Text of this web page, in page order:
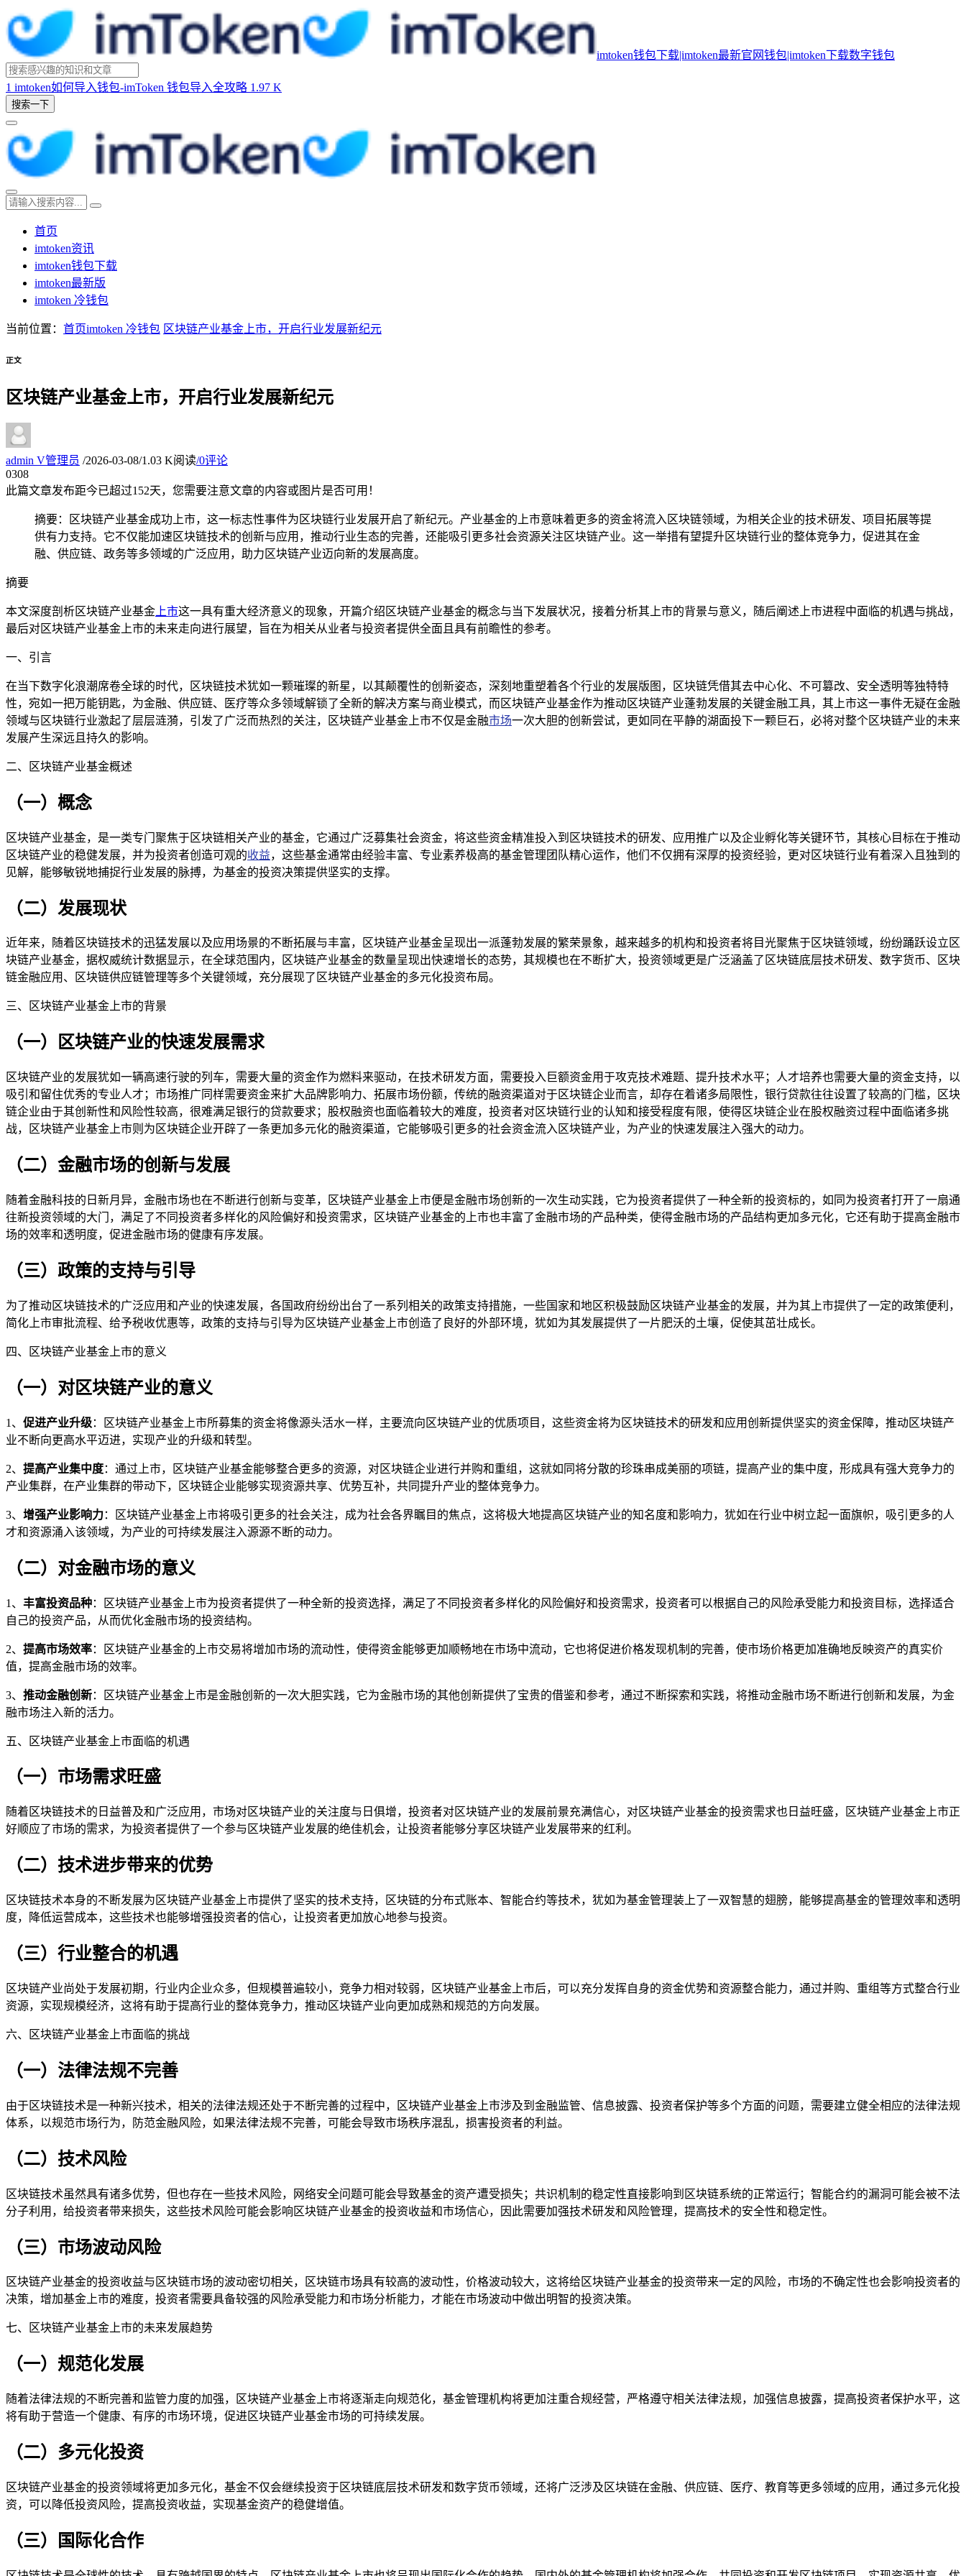
imtoken钱包下载|imtoken最新官网钱包|imtoken下载数字钱包
1 imtoken如何导入钱包-imToken 钱包导入全攻略 1.97 K
搜索一下
首页
imtoken资讯
imtoken钱包下载
imtoken最新版
imtoken 冷钱包
当前位置： 首页imtoken 冷钱包 区块链产业基金上市，开启行业发展新纪元
正文
区块链产业基金上市，开启行业发展新纪元
admin V管理员 /2026-03-08/1.03 K阅读/0评论
0308
此篇文章发布距今已超过152天，您需要注意文章的内容或图片是否可用！
摘要：区块链产业基金成功上市，这一标志性事件为区块链行业发展开启了新纪元。产业基金的上市意味着更多的资金将流入区块链领域，为相关企业的技术研发、项目拓展等提
供有力支持。它不仅能加速区块链技术的创新与应用，推动行业生态的完善，还能吸引更多社会资源关注区块链产业。这一举措有望提升区块链行业的整体竞争力，促进其在金
融、供应链、政务等多领域的广泛应用，助力区块链产业迈向新的发展高度。
摘要
本文深度剖析区块链产业基金 上市这一具有重大经济意义的现象，开篇介绍区块链产业基金的概念与当下发展状况，接着分析其上市的背景与意义，随后阐述上市进程中面临的机遇与挑战，
最后对区块链产业基金上市的未来走向进行展望，旨在为相关从业者与投资者提供全面且具有前瞻性的参考。
一、引言
在当下数字化浪潮席卷全球的时代，区块链技术犹如一颗璀璨的新星，以其颠覆性的创新姿态，深刻地重塑着各个行业的发展版图，区块链凭借其去中心化、不可篡改、安全透明等独特特
性，宛如一把万能钥匙，为金融、供应链、医疗等众多领域解锁了全新的解决方案与商业模式，而区块链产业基金作为推动区块链产业蓬勃发展的关键金融工具，其上市这一事件无疑在金融
领域与区块链行业激起了层层涟漪，引发了广泛而热烈的关注，区块链产业基金上市不仅是金融市场一次大胆的创新尝试，更如同在平静的湖面投下一颗巨石，必将对整个区块链产业的未来
发展产生深远且持久的影响。
二、区块链产业基金概述
（一）概念
区块链产业基金，是一类专门聚焦于区块链相关产业的基金，它通过广泛募集社会资金，将这些资金精准投入到区块链技术的研发、应用推广以及企业孵化等关键环节，其核心目标在于推动
区块链产业的稳健发展，并为投资者创造可观的收益，这些基金通常由经验丰富、专业素养极高的基金管理团队精心运作，他们不仅拥有深厚的投资经验，更对区块链行业有着深入且独到的
见解，能够敏锐地捕捉行业发展的脉搏，为基金的投资决策提供坚实的支撑。
（二）发展现状
近年来，随着区块链技术的迅猛发展以及应用场景的不断拓展与丰富，区块链产业基金呈现出一派蓬勃发展的繁荣景象，越来越多的机构和投资者将目光聚焦于区块链领域，纷纷踊跃设立区
块链产业基金，据权威统计数据显示，在全球范围内，区块链产业基金的数量呈现出快速增长的态势，其规模也在不断扩大，投资领域更是广泛涵盖了区块链底层技术研发、数字货币、区块
链金融应用、区块链供应链管理等多个关键领域，充分展现了区块链产业基金的多元化投资布局。
三、区块链产业基金上市的背景
（一）区块链产业的快速发展需求
区块链产业的发展犹如一辆高速行驶的列车，需要大量的资金作为燃料来驱动，在技术研发方面，需要投入巨额资金用于攻克技术难题、提升技术水平；人才培养也需要大量的资金支持，以
吸引和留住优秀的专业人才；市场推广同样需要资金来扩大品牌影响力、拓展市场份额，传统的融资渠道对于区块链企业而言，却存在着诸多局限性，银行贷款往往设置了较高的门槛，区块
链企业由于其创新性和风险性较高，很难满足银行的贷款要求；股权融资也面临着较大的难度，投资者对区块链行业的认知和接受程度有限，使得区块链企业在股权融资过程中面临诸多挑
战，区块链产业基金上市则为区块链企业开辟了一条更加多元化的融资渠道，它能够吸引更多的社会资金流入区块链产业，为产业的快速发展注入强大的动力。
（二）金融市场的创新与发展
随着金融科技的日新月异，金融市场也在不断进行创新与变革，区块链产业基金上市便是金融市场创新的一次生动实践，它为投资者提供了一种全新的投资标的，如同为投资者打开了一扇通
往新投资领域的大门，满足了不同投资者多样化的风险偏好和投资需求，区块链产业基金的上市也丰富了金融市场的产品种类，使得金融市场的产品结构更加多元化，它还有助于提高金融市
场的效率和透明度，促进金融市场的健康有序发展。
（三）政策的支持与引导
为了推动区块链技术的广泛应用和产业的快速发展，各国政府纷纷出台了一系列相关的政策支持措施，一些国家和地区积极鼓励区块链产业基金的发展，并为其上市提供了一定的政策便利，
简化上市审批流程、给予税收优惠等，政策的支持与引导为区块链产业基金上市创造了良好的外部环境，犹如为其发展提供了一片肥沃的土壤，促使其茁壮成长。
四、区块链产业基金上市的意义
（一）对区块链产业的意义
1、 促进产业升级：区块链产业基金上市所募集的资金将像源头活水一样，主要流向区块链产业的优质项目，这些资金将为区块链技术的研发和应用创新提供坚实的资金保障，推动区块链产
业不断向更高水平迈进，实现产业的升级和转型。
2、 提高产业集中度：通过上市，区块链产业基金能够整合更多的资源，对区块链企业进行并购和重组，这就如同将分散的珍珠串成美丽的项链，提高产业的集中度，形成具有强大竞争力的
产业集群，在产业集群的带动下，区块链企业能够实现资源共享、优势互补，共同提升产业的整体竞争力。
3、 增强产业影响力：区块链产业基金上市将吸引更多的社会关注，成为社会各界瞩目的焦点，这将极大地提高区块链产业的知名度和影响力，犹如在行业中树立起一面旗帜，吸引更多的人
才和资源涌入该领域，为产业的可持续发展注入源源不断的动力。
（二）对金融市场的意义
1、 丰富投资品种：区块链产业基金上市为投资者提供了一种全新的投资选择，满足了不同投资者多样化的风险偏好和投资需求，投资者可以根据自己的风险承受能力和投资目标，选择适合
自己的投资产品，从而优化金融市场的投资结构。
2、 提高市场效率：区块链产业基金的上市交易将增加市场的流动性，使得资金能够更加顺畅地在市场中流动，它也将促进价格发现机制的完善，使市场价格更加准确地反映资产的真实价
值，提高金融市场的效率。
3、 推动金融创新：区块链产业基金上市是金融创新的一次大胆实践，它为金融市场的其他创新提供了宝贵的借鉴和参考，通过不断探索和实践，将推动金融市场不断进行创新和发展，为金
融市场注入新的活力。
五、区块链产业基金上市面临的机遇
（一）市场需求旺盛
随着区块链技术的日益普及和广泛应用，市场对区块链产业的关注度与日俱增，投资者对区块链产业的发展前景充满信心，对区块链产业基金的投资需求也日益旺盛，区块链产业基金上市正
好顺应了市场的需求，为投资者提供了一个参与区块链产业发展的绝佳机会，让投资者能够分享区块链产业发展带来的红利。
（二）技术进步带来的优势
区块链技术本身的不断发展为区块链产业基金上市提供了坚实的技术支持，区块链的分布式账本、智能合约等技术，犹如为基金管理装上了一双智慧的翅膀，能够提高基金的管理效率和透明
度，降低运营成本，这些技术也能够增强投资者的信心，让投资者更加放心地参与投资。
（三）行业整合的机遇
区块链产业尚处于发展初期，行业内企业众多，但规模普遍较小，竞争力相对较弱，区块链产业基金上市后，可以充分发挥自身的资金优势和资源整合能力，通过并购、重组等方式整合行业
资源，实现规模经济，这将有助于提高行业的整体竞争力，推动区块链产业向更加成熟和规范的方向发展。
六、区块链产业基金上市面临的挑战
（一）法律法规不完善
由于区块链技术是一种新兴技术，相关的法律法规还处于不断完善的过程中，区块链产业基金上市涉及到金融监管、信息披露、投资者保护等多个方面的问题，需要建立健全相应的法律法规
体系，以规范市场行为，防范金融风险，如果法律法规不完善，可能会导致市场秩序混乱，损害投资者的利益。
（二）技术风险
区块链技术虽然具有诸多优势，但也存在一些技术风险，网络安全问题可能会导致基金的资产遭受损失；共识机制的稳定性直接影响到区块链系统的正常运行；智能合约的漏洞可能会被不法
分子利用，给投资者带来损失，这些技术风险可能会影响区块链产业基金的投资收益和市场信心，因此需要加强技术研发和风险管理，提高技术的安全性和稳定性。
（三）市场波动风险
区块链产业基金的投资收益与区块链市场的波动密切相关，区块链市场具有较高的波动性，价格波动较大，这将给区块链产业基金的投资带来一定的风险，市场的不确定性也会影响投资者的
决策，增加基金上市的难度，投资者需要具备较强的风险承受能力和市场分析能力，才能在市场波动中做出明智的投资决策。
七、区块链产业基金上市的未来发展趋势
（一）规范化发展
随着法律法规的不断完善和监管力度的加强，区块链产业基金上市将逐渐走向规范化，基金管理机构将更加注重合规经营，严格遵守相关法律法规，加强信息披露，提高投资者保护水平，这
将有助于营造一个健康、有序的市场环境，促进区块链产业基金市场的可持续发展。
（二）多元化投资
区块链产业基金的投资领域将更加多元化，基金不仅会继续投资于区块链底层技术研发和数字货币领域，还将广泛涉及区块链在金融、供应链、医疗、教育等更多领域的应用，通过多元化投
资，可以降低投资风险，提高投资收益，实现基金资产的稳健增值。
（三）国际化合作